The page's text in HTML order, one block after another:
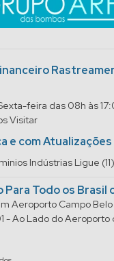
feira das 08h às
Visitar
e com
Indústrias Ligue
Todo os Brasil
Aeroporto Campo Belo
- Ao Lado do